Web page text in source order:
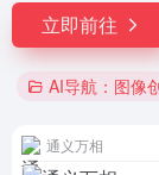
立即前往
AI导航：图像
通义万相